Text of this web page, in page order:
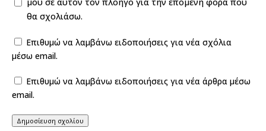
θα σχολιάσω.
Επιθυμώ να λαμβάνω ειδοποιήσεις για νέα σχόλια
μέσω email.
Επιθυμώ να λαμβάνω ειδοποιήσεις για νέα άρθρα μέσω
email.